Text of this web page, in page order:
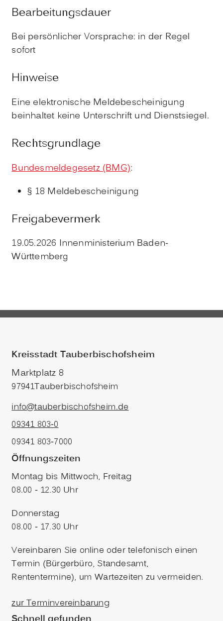
Bearbeitungsdauer
Bei persönlicher Vorsprache: in der Regel
sofort
Hinweise
Eine elektronische Meldebescheinigung
beinhaltet keine Unterschrift und Dienstsiegel.
Rechtsgrundlage
Bundesmeldegesetz (BMG):
§ 18 Meldebescheinigung
Freigabevermerk
19.05.2026 Innenministerium Baden-
Württemberg
Kreisstadt Tauberbischofsheim
Marktplatz 8
97941Tauberbischofsheim
info@tauberbischofsheim.de
09341 803-0
09341 803-7000
Öffnungszeiten
Montag bis Mittwoch, Freitag
08.00 - 12.30 Uhr
Donnerstag
08.00 - 17.30 Uhr
Vereinbaren Sie online oder telefonisch einen
Termin (Bürgerbüro, Standesamt,
Rententermine), um Wartezeiten zu vermeiden.
zur Terminvereinbarung